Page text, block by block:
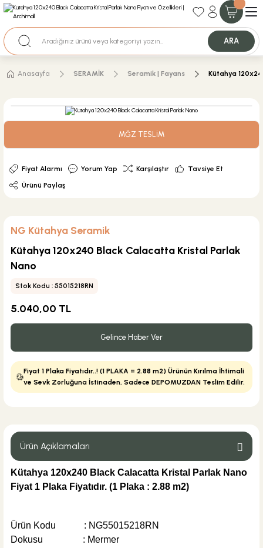
35+ Yıllık Tecrübe
Nakit Ödemeli Özel Fiyatlar için Bizden Teklif Alabilirsiniz.
ARA
Anasayfa SERAMİK Seramik | Fayans Kütahya
MĞZ TESLİM
Fiyat Alarmı Yorum Yap Karşılaştır
Tavsiye Et
Ürünü Paylaş
NG Kütahya Seramik
Kütahya 120x240 Black Calacatta Kristal Parlak
Nano
Stok Kodu : 55015218RN
5.040,00 TL
Gelince Haber Ver
Fiyat 1 Plaka Fiyatıdır..! (1 PLAKA = 2.88 m2) Ürünün Kırılma İhtimali
ve Sevk Zorluğuna İstinaden, Sadece DEPOMUZDAN Teslim Edilir.
Ürün Açıklamaları
Kütahya 120x240 Black Calacatta Kristal Parlak Nano
Fiyat 1 Plaka Fiyatıdır. (1 Plaka : 2.88 m2)
Ürün Kodu : NG55015218RN
Dokusu : Mermer